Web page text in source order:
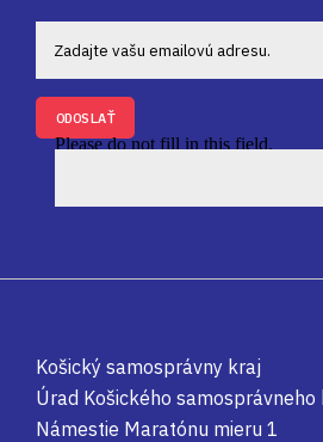
ODOSLAŤ
Please do not fill in this field.
Košický samosprávny kraj
Úrad Košického samosprávneho
Námestie Maratónu mieru 1